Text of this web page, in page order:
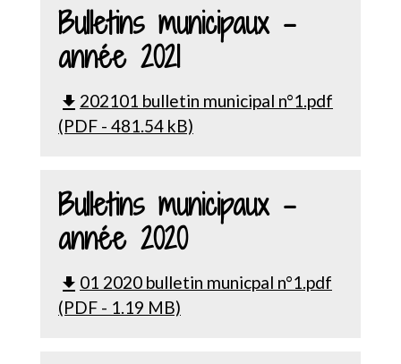
Bulletins municipaux -
année 2021
file_download 202101 bulletin municipal n°1.pdf
(PDF - 481.54 kB)
Bulletins municipaux -
année 2020
file_download 01 2020 bulletin municpal n°1.pdf
(PDF - 1.19 MB)